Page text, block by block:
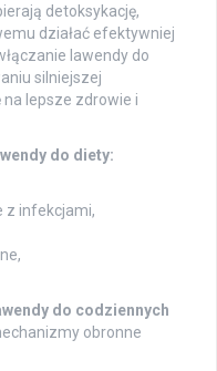
detoksykację,
działać efektywniej
lawendy do
silniejszej
na lepsze zdrowie i
do diety:
z infekcjami,
do codziennych
obronne